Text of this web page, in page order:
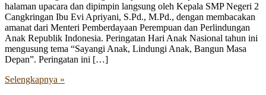
halaman upacara dan dipimpin langsung oleh Kepala SMP Negeri 2
Cangkringan Ibu Evi Apriyani, S.Pd., M.Pd., dengan membacakan
amanat dari Menteri Pemberdayaan Perempuan dan Perlindungan
Anak Republik Indonesia. Peringatan Hari Anak Nasional tahun ini
mengusung tema “Sayangi Anak, Lindungi Anak, Bangun Masa
Depan”. Peringatan ini […]
Selengkapnya »